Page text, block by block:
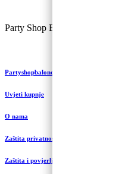
Party Shop Balončić, obrt ©
Partyshopbaloncic.hr
Uvjeti kupnje
O nama
Zaštita privatnosti i kolačići
Zaštita i povjerljivost podataka